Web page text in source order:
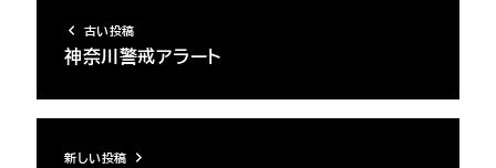
古い投稿
神奈川警戒アラート
新しい投稿